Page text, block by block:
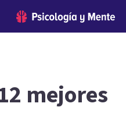
mejores